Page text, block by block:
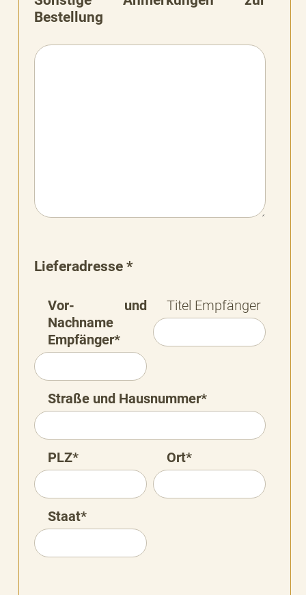
Bestellung
Lieferadresse *
Vor- und
Nachname
Empfänger*
Titel Empfänger
Straße und Hausnummer*
PLZ* Ort*
Staat*